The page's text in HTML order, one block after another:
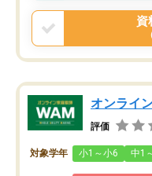
資
オンライ
評価
対象学年 小1～小6 中1